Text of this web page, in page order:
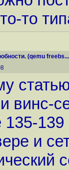
то
(qemu
винс-
и